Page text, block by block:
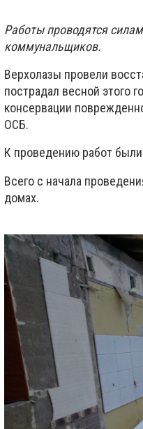
Работы проводятся
коммунальщиков.
Верхолазы провели
пострадал весной этого
консервации
ОСБ.
К проведению работ
Всего с начала
домах.